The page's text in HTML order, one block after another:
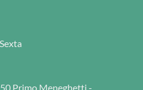
Primo Meneghetti -